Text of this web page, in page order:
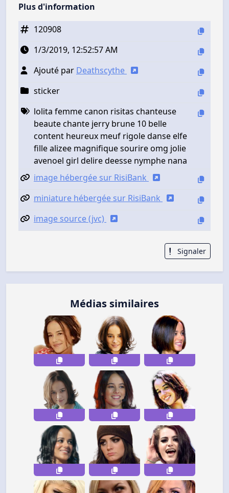
Plus d'information
120908
1/3/2019, 12:52:57 AM
Ajouté par Deathscythe
sticker
lolita femme canon risitas chanteuse
beaute chante jerry brune 10 belle
content heureux meuf rigole danse elfe
fille alizee magnifique sourire omg jolie
avenoel girl delire deesse nymphe nana
image hébergée sur RisiBank
miniature hébergée sur RisiBank
image source (jvc)
Signaler
Médias similaires